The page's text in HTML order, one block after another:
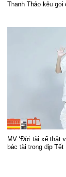
Thanh Thảo kêu gọi
MV ‘Đời tài xế thật
bác tài trong dịp Tết